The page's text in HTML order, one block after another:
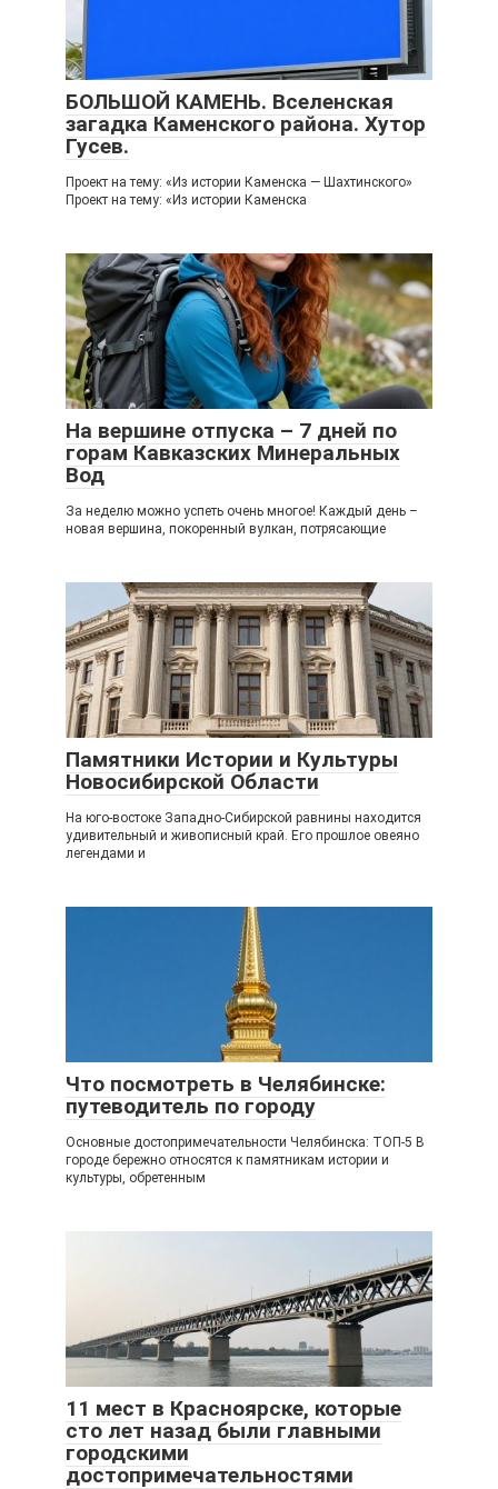
БОЛЬШОЙ КАМЕНЬ. Вселенская
загадка Каменского района. Хутор
Гусев.
Проект на тему: «Из истории Каменска — Шахтинского»
Проект на тему: «Из истории Каменска
На вершине отпуска – 7 дней по
горам Кавказских Минеральных
Вод
За неделю можно успеть очень многое! Каждый день –
новая вершина, покоренный вулкан, потрясающие
Памятники Истории и Культуры
Новосибирской Области
На юго-востоке Западно-Сибирской равнины находится
удивительный и живописный край. Его прошлое овеяно
легендами и
Что посмотреть в Челябинске:
путеводитель по городу
Основные достопримечательности Челябинска: ТОП-5 В
городе бережно относятся к памятникам истории и
культуры, обретенным
11 мест в Красноярске, которые
сто лет назад были главными
городскими
достопримечательностями